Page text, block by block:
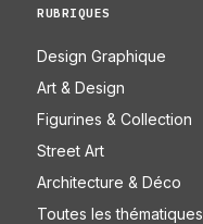
RUBRIQUES
Design Graphique
Art & Design
Figurines & Collection
Street Art
Architecture & Déco
Toutes les thématiques